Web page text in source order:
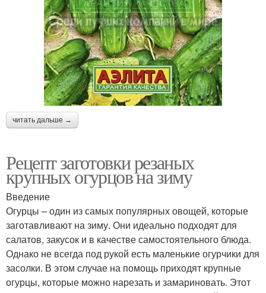
читать дальше →
Рецепт заготовки резаных
крупных огурцов на зиму
Введение
Огурцы – один из самых популярных овощей, которые
заготавливают на зиму. Они идеально подходят для
салатов, закусок и в качестве самостоятельного блюда.
Однако не всегда под рукой есть маленькие огурчики для
засолки. В этом случае на помощь приходят крупные
огурцы, которые можно нарезать и замариновать. Этот